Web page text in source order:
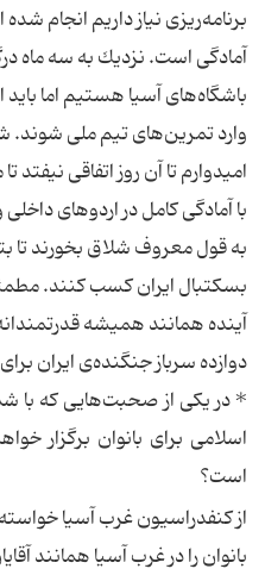
برنامه‌ریزی نیاز داریم انجام
آمادگی است. نزدیك به سه ماه
باشگاه‌های آسیا هستیم اما باید
وارد تمرین‌های تیم ملی شوند.
امیدوارم تا آن روز اتفاقی نیفتد
با آمادگی كامل در اردوهای
به قول معروف شلاق بخورند تا
بسكتبال ایران كسب كنند.
آینده همانند همیشه
دوازده سرباز جنگنده‌ی ایران
*‌ در یكی از صحبت‌هایی كه با
اسلامی برای بانوان برگزار
است؟
از كنفدراسیون غرب آسیا
بانوان را در غرب آسیا همانند